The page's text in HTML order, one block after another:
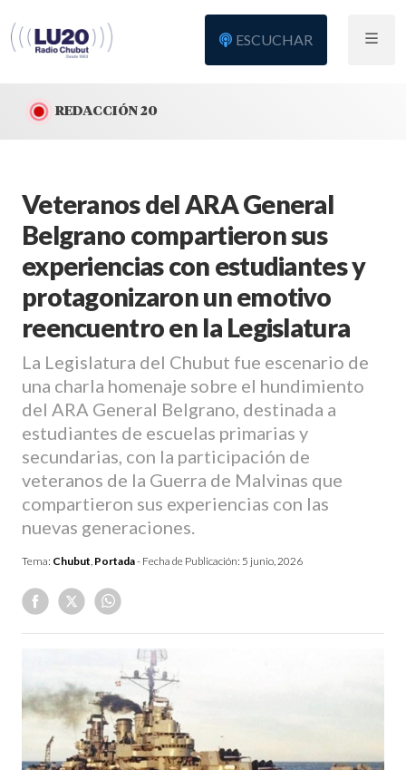
ESCUCHAR
REDACCIÓN 20
Veteranos del ARA General
Belgrano compartieron sus
experiencias con estudiantes y
protagonizaron un emotivo
reencuentro en la Legislatura
La Legislatura del Chubut fue escenario de
una charla homenaje sobre el hundimiento
del ARA General Belgrano, destinada a
estudiantes de escuelas primarias y
secundarias, con la participación de
veteranos de la Guerra de Malvinas que
compartieron sus experiencias con las
nuevas generaciones.
Tema: Chubut, Portada- Fecha de Publicación: 5 junio, 2026